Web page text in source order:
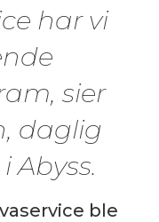
har vi
sier
daglig
Abyss.
ble